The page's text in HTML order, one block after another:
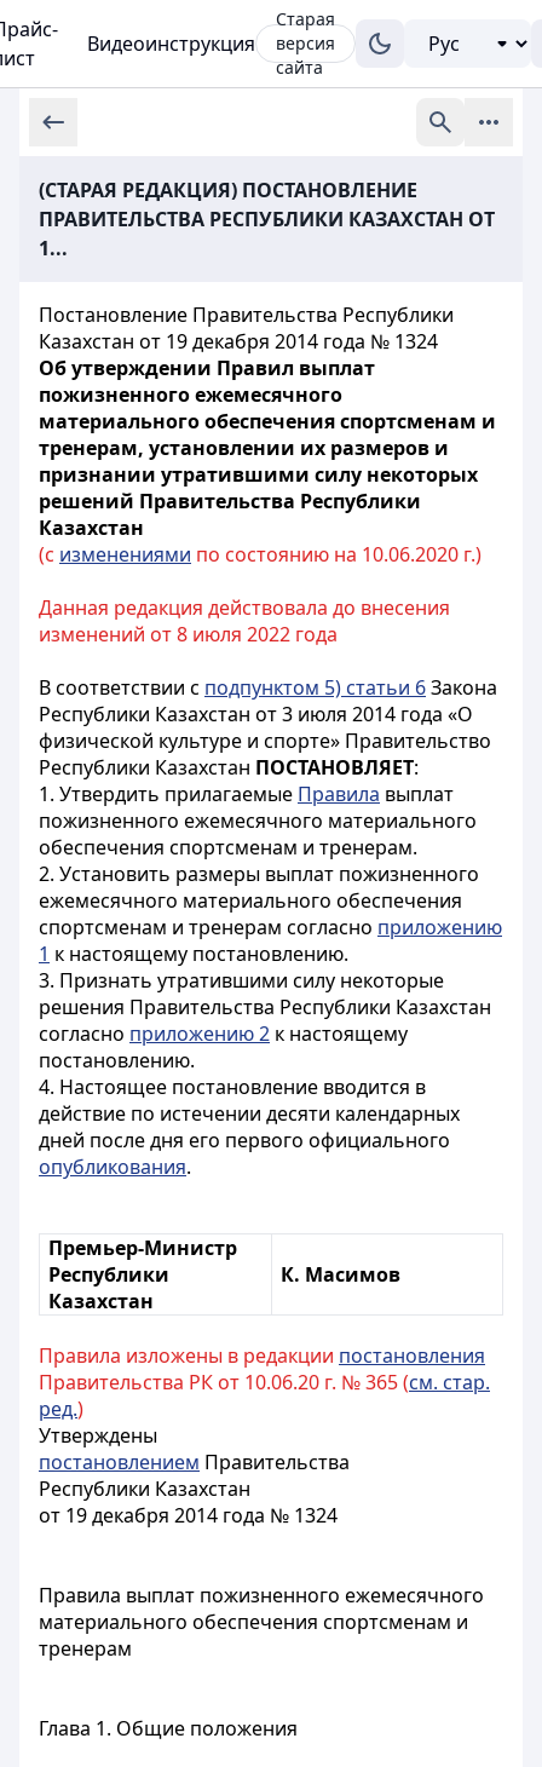
Видеоинструкция
Старая
версия
сайта
(СТАРАЯ РЕДАКЦИЯ) ПОСТАНОВЛЕНИЕ
ПРАВИТЕЛЬСТВА РЕСПУБЛИКИ КАЗАХСТАН ОТ
1...
Постановление Правительства Республики
Казахстан от 19 декабря 2014 года № 1324
Об утверждении Правил выплат
пожизненного ежемесячного
материального обеспечения спортсменам и
тренерам, установлении их размеров и
признании утратившими силу некоторых
решений Правительства Республики
Казахстан
(с изменениями по состоянию на 10.06.2020 г.)
Данная редакция действовала до внесения
изменений от 8 июля 2022 года
В соответствии с подпунктом 5) статьи 6Закона
Республики Казахстан от 3 июля 2014 года «О
физической культуре и спорте» Правительство
Республики Казахстан ПОСТАНОВЛЯЕТ:
1. Утвердить прилагаемые Правила выплат
пожизненного ежемесячного материального
обеспечения спортсменам и тренерам.
2. Установить размеры выплат пожизненного
ежемесячного материального обеспечения
спортсменам и тренерам согласно приложению
1 к настоящему постановлению.
3. Признать утратившими силу некоторые
решения Правительства Республики Казахстан
согласно приложению 2 к настоящему
постановлению.
4. Настоящее постановление вводится в
действие по истечении десяти календарных
дней после дня его первого официального
опубликования.
Премьер-Министр
Республики
Казахстан
К. Масимов
Правила изложены в редакции постановления
Правительства РК от 10.06.20 г. № 365 (см. стар.
ред.)
Утверждены
постановлением Правительства
Республики Казахстан
от 19 декабря 2014 года № 1324
Правила выплат пожизненного ежемесячного
материального обеспечения спортсменам и
тренерам
Глава 1. Общие положения